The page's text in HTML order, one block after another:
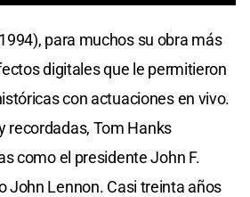
para muchos su obra más
digitales que le permitieron
con actuaciones en vivo.
recordadas, Tom Hanks
como el presidente John F.
John Lennon. Casi treinta años